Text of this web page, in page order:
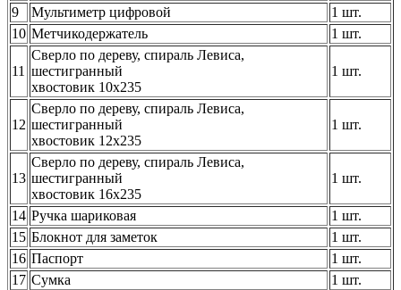
9
Мультиметр цифровой
1 шт.
10 Метчикодержатель 1 шт.
11
Сверло по дереву, спираль Левиса,
шестигранный
хвостовик 10х235
1 шт.
12
Сверло по дереву, спираль Левиса,
шестигранный
хвостовик 12х235
1 шт.
13
Сверло по дереву, спираль Левиса,
шестигранный
хвостовик 16х235
1 шт.
14 Ручка шариковая
1 шт.
15 Блокнот для заметок
1 шт.
16 Паспорт
1 шт.
17 Сумка 1 шт.